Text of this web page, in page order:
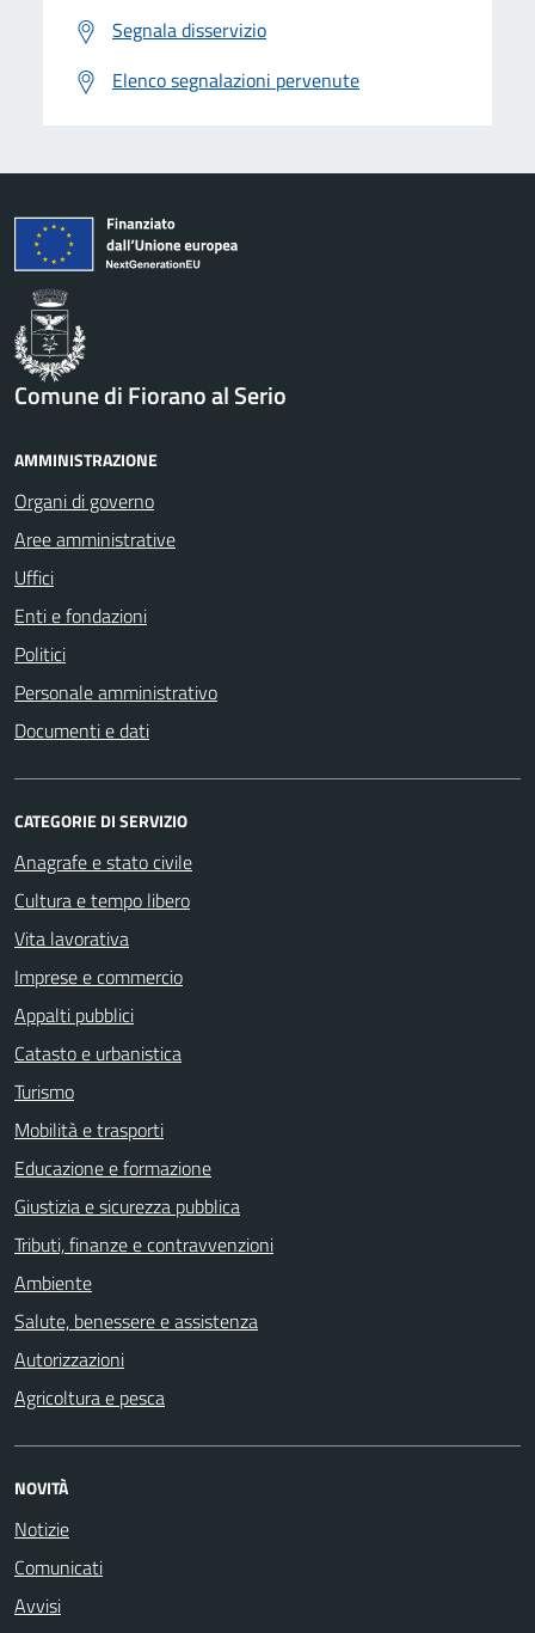
Segnala disservizio
Elenco segnalazioni pervenute
Comune di Fiorano al Serio
AMMINISTRAZIONE
Organi di governo
Aree amministrative
Uffici
Enti e fondazioni
Politici
Personale amministrativo
Documenti e dati
CATEGORIE DI SERVIZIO
Anagrafe e stato civile
Cultura e tempo libero
Vita lavorativa
Imprese e commercio
Appalti pubblici
Catasto e urbanistica
Turismo
Mobilità e trasporti
Educazione e formazione
Giustizia e sicurezza pubblica
Tributi, finanze e contravvenzioni
Ambiente
Salute, benessere e assistenza
Autorizzazioni
Agricoltura e pesca
NOVITÀ
Notizie
Comunicati
Avvisi